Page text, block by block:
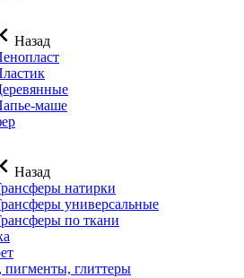
Назад
маше
Назад
натирки
универсальные
по ткани
глиттеры